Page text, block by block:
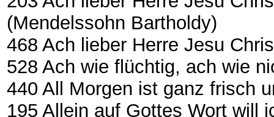
(Mendelssohn Bartholdy)
468 Ach lieber Herre Jesu
528 Ach wie flüchtig, ach wie
440 All Morgen ist ganz frisch
195 Allein auf Gottes Wort will